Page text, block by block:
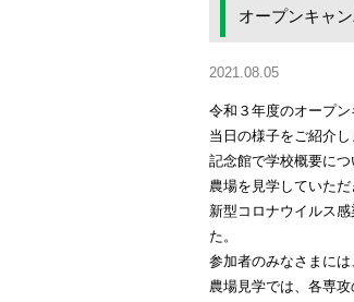
オープンキャ
2021.08.05
令和３年度のオープン
当日の様子をご紹介し
記念館で学校概要に
農場を見学していただ
新型コロナウイルス
た。
参加者のみなさまには
農場見学では、各専